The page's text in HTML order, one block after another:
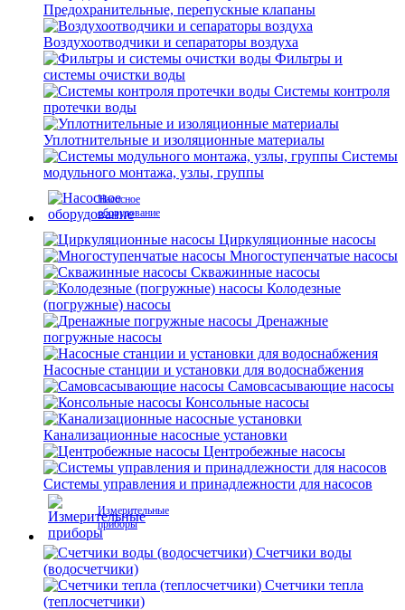
Предохранительные, перепускные клапаны
Воздухоотводчики и сепараторы воздуха
Фильтры и
системы очистки воды
Системы контроля
протечки воды
Уплотнительные и изоляционные материалы
Системы
модульного монтажа, узлы, группы
Насосное
оборудование
Циркуляционные насосы
Многоступенчатые насосы
Скважинные насосы
Колодезные
(погружные) насосы
Дренажные
погружные насосы
Насосные станции и установки для водоснабжения
Самовсасывающие насосы
Консольные насосы
Канализационные насосные установки
Центробежные насосы
Системы управления и принадлежности для насосов
Измерительные
приборы
Счетчики воды
(водосчетчики)
Счетчики тепла
(теплосчетчики)